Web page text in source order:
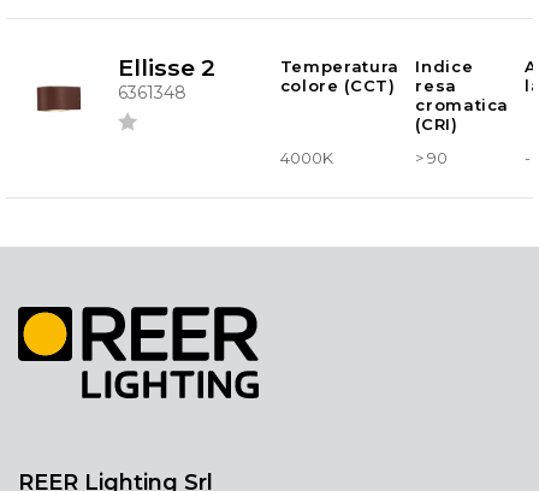
Ellisse 2
6361348
Temperatura
colore (CCT)
Indice
resa
cromatica
(CRI)
4000K > 90 -
REER Lighting Srl